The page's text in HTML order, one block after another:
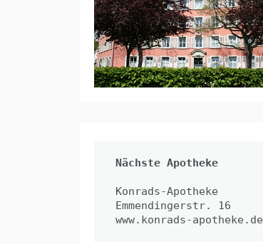
Nächste Apotheke
Konrads-Apotheke
www.konrads-apotheke.de